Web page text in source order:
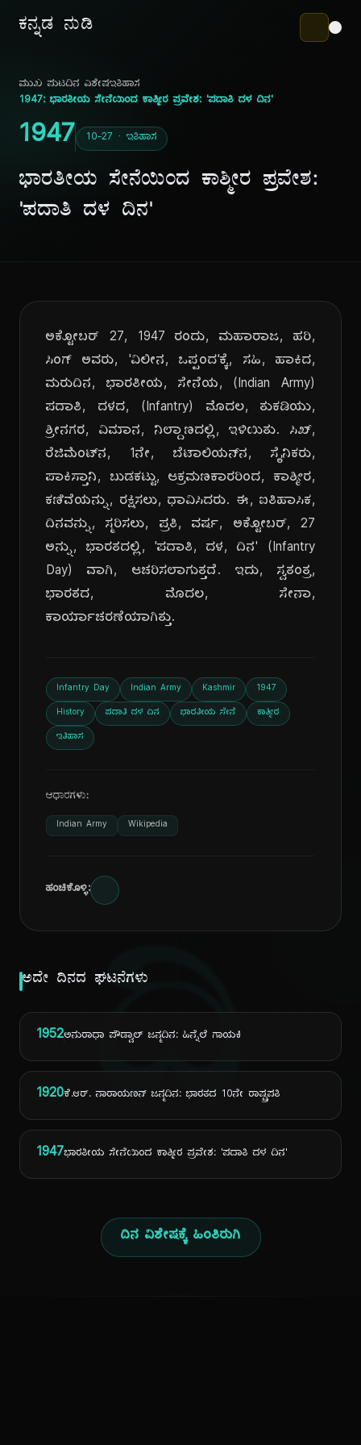
ಕನ್ನಡ ನುಡಿ
ದಿ
ಮುಖ ಪುಟದಿನ ವಿಶೇಷಇತಿಹಾಸ
1947: ಭಾರತೀಯ ಸೇನೆಯಿಂದ ಕಾಶ್ಮೀರ ಪ್ರವೇಶ: 'ಪದಾತಿ ದಳ ದಿನ'
1947 10-27 · ಇತಿಹಾಸ
ಭಾರತೀಯ ಸೇನೆಯಿಂದ ಕಾಶ್ಮೀರ ಪ್ರವೇಶ:
'ಪದಾತಿ ದಳ ದಿನ'
ಅಕ್ಟೋಬರ್ 27, 1947 ರಂದು, ಮಹಾರಾಜ, ಹರಿ,
ಸಿಂಗ್ ಅವರು, 'ವಿಲೀನ, ಒಪ್ಪಂದ'ಕ್ಕೆ, ಸಹಿ, ಹಾಕಿದ,
ಮರುದಿನ, ಭಾರತೀಯ, ಸೇನೆಯ, (Indian Army)
ಪದಾತಿ, ದಳದ, (Infantry) ಮೊದಲ, ತುಕಡಿಯು,
ಶ್ರೀನಗರ, ವಿಮಾನ, ನಿಲ್ದಾಣದಲ್ಲಿ, ಇಳಿಯಿತು. ಸಿಖ್,
ರೆಜಿಮೆಂಟ್‌ನ, 1ನೇ, ಬೆಟಾಲಿಯನ್‌ನ, ಸೈನಿಕರು,
ಪಾಕಿಸ್ತಾನಿ, ಬುಡಕಟ್ಟು, ಆಕ್ರಮಣಕಾರರಿಂದ, ಕಾಶ್ಮೀರ,
ಕಣಿವೆಯನ್ನು, ರಕ್ಷಿಸಲು, ಧಾವಿಸಿದರು. ಈ, ಐತಿಹಾಸಿಕ,
ದಿನವನ್ನು, ಸ್ಮರಿಸಲು, ಪ್ರತಿ, ವರ್ಷ, ಅಕ್ಟೋಬರ್, 27
ಅನ್ನು, ಭಾರತದಲ್ಲಿ, 'ಪದಾತಿ, ದಳ, ದಿನ' (Infantry
Day) ವಾಗಿ, ಆಚರಿಸಲಾಗುತ್ತದೆ. ಇದು, ಸ್ವತಂತ್ರ,
ಭಾರತದ, ಮೊದಲ, ಸೇನಾ,
ಕಾರ್ಯಾಚರಣೆಯಾಗಿತ್ತು.
Infantry Day Indian Army Kashmir 1947
History ಪದಾತಿ ದಳ ದಿನ ಭಾರತೀಯ ಸೇನೆ ಕಾಶ್ಮೀರ
ಇತಿಹಾಸ
ಆಧಾರಗಳು:
Indian Army Wikipedia
ಹಂಚಿಕೊಳ್ಳಿ:
ಅದೇ ದಿನದ ಘಟನೆಗಳು
1952ಅನುರಾಧಾ ಪೌಡ್ವಾಲ್ ಜನ್ಮದಿನ: ಹಿನ್ನೆಲೆ ಗಾಯಕಿ
1920ಕೆ.ಆರ್. ನಾರಾಯಣನ್ ಜನ್ಮದಿನ: ಭಾರತದ 10ನೇ ರಾಷ್ಟ್ರಪತಿ
1947ಭಾರತೀಯ ಸೇನೆಯಿಂದ ಕಾಶ್ಮೀರ ಪ್ರವೇಶ: 'ಪದಾತಿ ದಳ ದಿನ'
ದಿನ ವಿಶೇಷಕ್ಕೆ ಹಿಂತಿರುಗಿ